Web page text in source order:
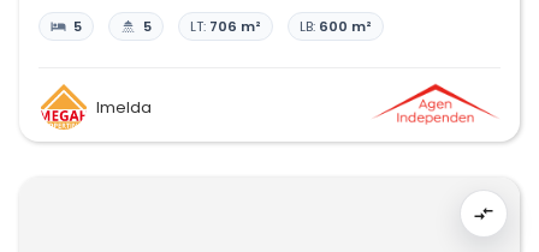
5 5 LT: 706 m² LB: 600 m²
Imelda